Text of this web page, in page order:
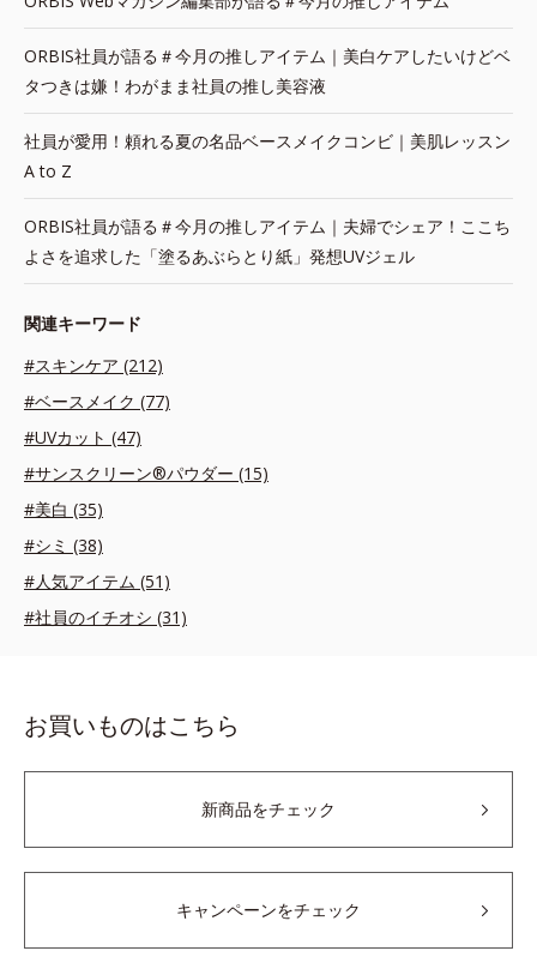
ORBIS社員が語る＃今月の推しアイテム｜美白ケアしたいけどベ
タつきは嫌！わがまま社員の推し美容液
社員が愛用！頼れる夏の名品ベースメイクコンビ｜美肌レッスン
A to Z
ORBIS社員が語る＃今月の推しアイテム｜夫婦でシェア！ここち
よさを追求した「塗るあぶらとり紙」発想UVジェル
関連キーワード
#スキンケア (212)
#ベースメイク (77)
#UVカット (47)
#サンスクリーン®パウダー (15)
#美白 (35)
#シミ (38)
#人気アイテム (51)
#社員のイチオシ (31)
お買いものはこちら
新商品をチェック
キャンペーンをチェック